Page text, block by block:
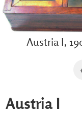
Austria I,
Austria I